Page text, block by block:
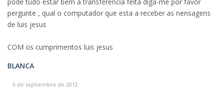
pergunte , qual o computador que esta a receber as nensagens
de luis jesus
COM os cumprimentos luis jesus
BLANCA
6 de septiembre de 2012